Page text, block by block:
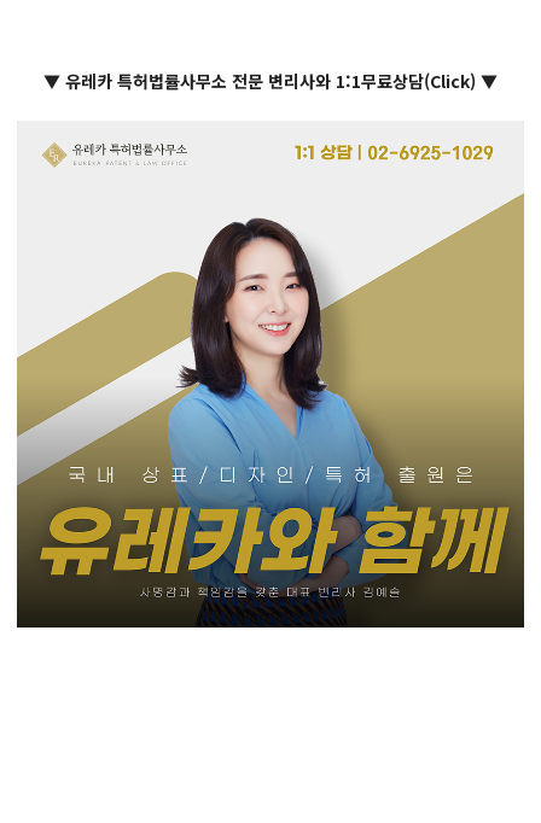
▼ 유레카 특허법률사무소 전문 변리사와 1:1무료상담(Click) ▼